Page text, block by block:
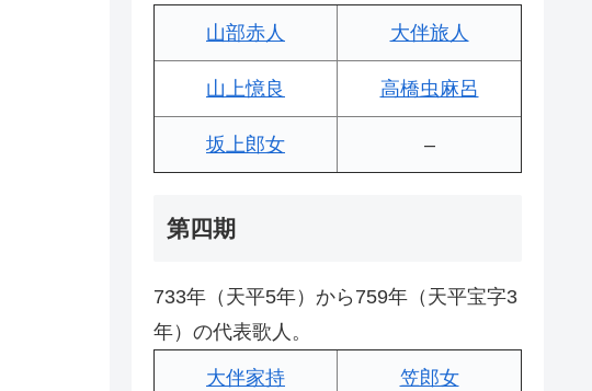
山部赤人 大伴旅人
山上憶良 高橋虫麻呂
坂上郎女 –
第四期
733年（天平5年）から759年（天平宝字3
年）の代表歌人。
大伴家持 笠郎女